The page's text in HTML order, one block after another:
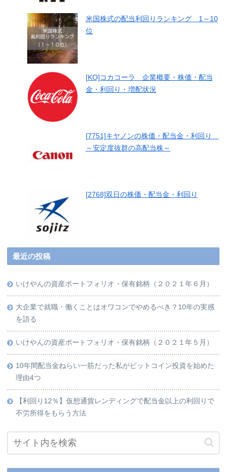
米国株式の配当利回りランキング 1～10
位
[KO]コカコーラ 企業概要・株価・配当
金・利回り・増配状況
[7751]キヤノンの株価・配当金・利回り
～安定度抜群の高配当株～
[2768]双日の株価・配当金・利回り
最近の投稿
いけやんの資産ポートフォリオ・保有銘柄（２０２１年６月）
大企業で就職・働くことはオワコンでやめるべき？10年の実感
を語る
いけやんの資産ポートフォリオ・保有銘柄（２０２１年５月）
10年間配当金ねらい一筋だった私がビットコイン投資を始めた
理由4つ
【利回り12％】仮想通貨レンディングで配当金以上の利回りで
不労所得をもらう方法